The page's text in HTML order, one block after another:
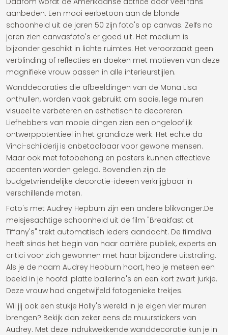
aanbeden. Een mooi eerbetoon aan de blonde
schoonheid uit de jaren 50 zijn foto's op canvas. Zelfs na
jaren zien canvasfoto's er goed uit. Het medium is
bijzonder geschikt in lichte ruimtes. Het veroorzaakt geen
verblinding of reflecties en doeken met motieven van deze
magnifieke vrouw passen in alle interieurstijlen.
Wanddecoraties die afbeeldingen van de Mona Lisa
onthullen, worden vaak gebruikt om saaie, lege muren
visueel te verbeteren en esthetisch te decoreren.
Liefhebbers van mooie dingen zien een ongelooflijk
ontwerppotentieel in het grandioze werk. Het echte da
Vinci-schilderij is onbetaalbaar voor gewone mensen.
Maar ook met fotobehang en posters kunnen effectieve
accenten worden gelegd. Bovendien zijn de
budgetvriendelijke decoratie-ideeën verkrijgbaar in
verschillende maten.
Foto's met Audrey Hepburn zijn een andere blikvanger.De
meisjesachtige schoonheid uit de film "Breakfast at
Tiffany's" trekt automatisch ieders aandacht. De filmdiva
heeft sinds het begin van haar carrière publiek, experts en
critici voor zich gewonnen met haar bijzondere uitstraling.
Als je de naam Audrey Hepburn hoort, heb je meteen een
beeld in je hoofd: platte ballerina's en een kort zwart jurkje.
Deze vrouw had ongetwijfeld fotogenieke trekjes.
Wil jij ook een stukje Holly's wereld in je eigen vier muren
brengen? Bekijk dan zeker eens de muurstickers van
Audrey. Met deze indrukwekkende wanddecoratie kun je in